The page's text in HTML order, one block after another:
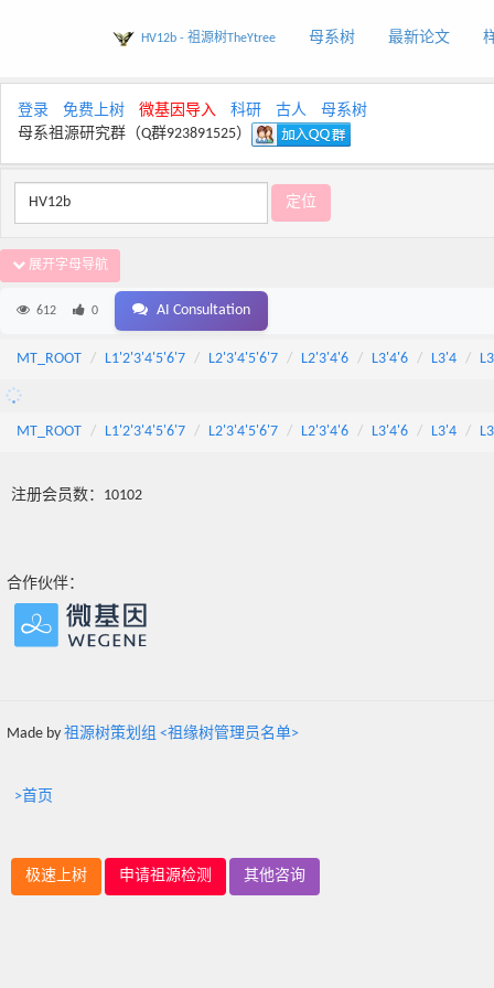
HV12b - 祖源树TheYtree 母系树 最新论文
登录 免费上树 微基因导入 科研 古人
母系树
母系祖源研究群（Q群923891525）
展开字母导航
612 0 AI Consultation
MT_ROOT L1'2'3'4'5'6'7 L2'3'4'5'6'7 L2'3'4'6 L3'4'6 L3'4 L3
MT_ROOT L1'2'3'4'5'6'7 L2'3'4'5'6'7 L2'3'4'6 L3'4'6 L3'4 L3
注册会员数：10102
合作伙伴：
Made by 祖源树策划组 <祖缘树管理员名单>
>首页
极速上树 申请祖源检测 其他咨询